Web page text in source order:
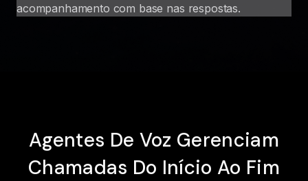
acompanhamento com base nas respostas.
Agentes De Voz Gerenciam
Chamadas Do Início Ao Fim